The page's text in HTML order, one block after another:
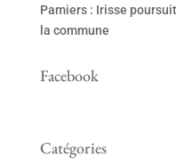
Pamiers : Irisse
la commune
Facebook
Catégories